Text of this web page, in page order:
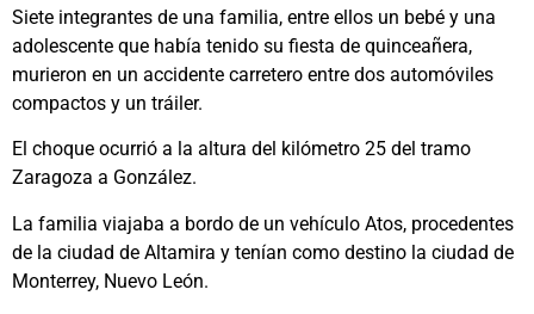
Siete integrantes de una familia, entre ellos un bebé y una
adolescente que había tenido su fiesta de quinceañera,
murieron en un accidente carretero entre dos automóviles
compactos y un tráiler.
El choque ocurrió a la altura del kilómetro 25 del tramo
Zaragoza a González.
La familia viajaba a bordo de un vehículo Atos, procedentes
de la ciudad de Altamira y tenían como destino la ciudad de
Monterrey, Nuevo León.